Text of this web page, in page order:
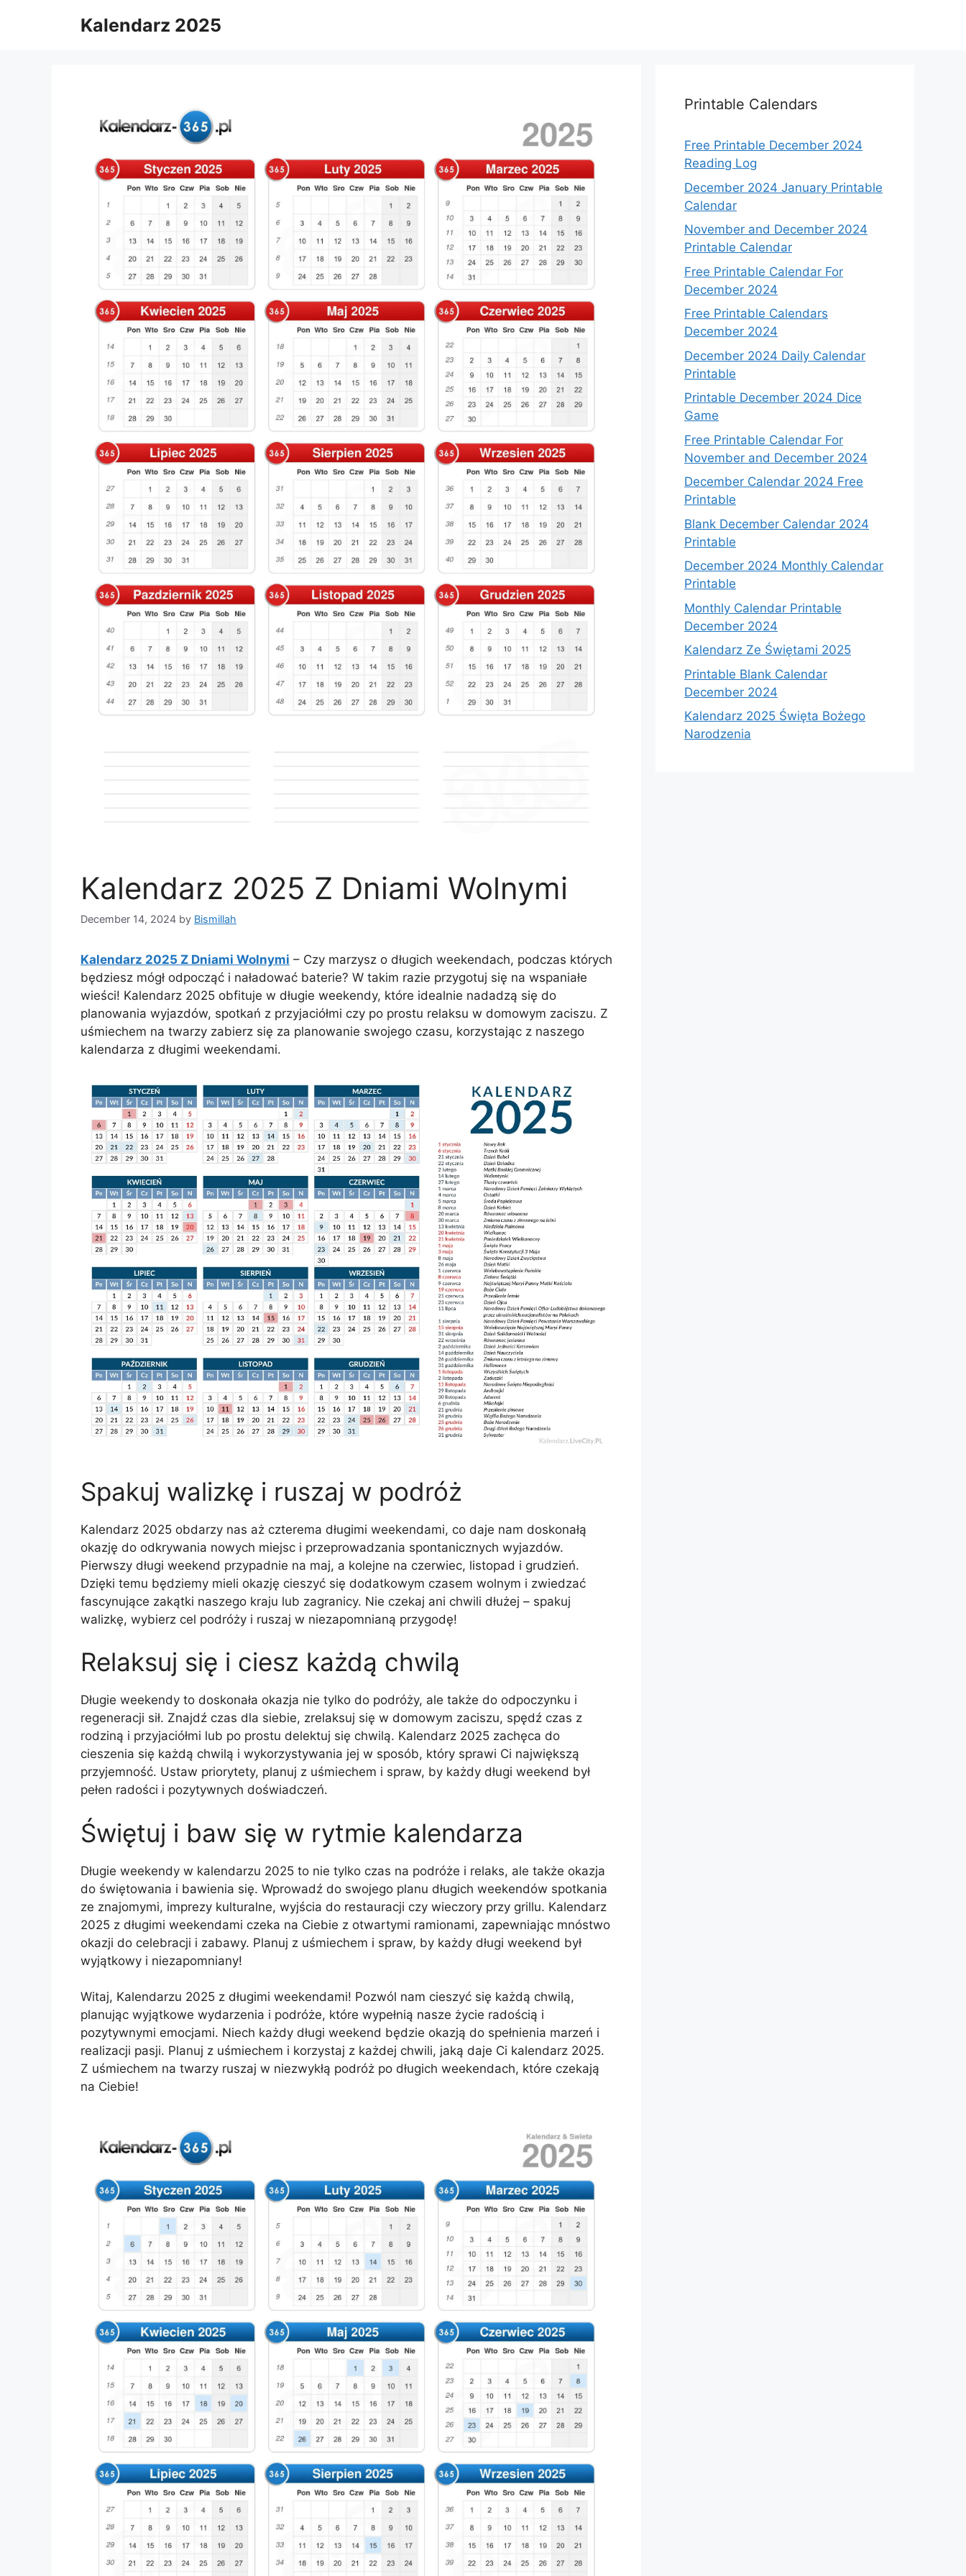
Kalendarz 2025
Kalendarz 2025 Z Dniami Wolnymi
December 14, 2024 by Bismillah
Kalendarz 2025 Z Dniami Wolnymi – Czy marzysz o długich weekendach, podczas których
będziesz mógł odpocząć i naładować baterie? W takim razie przygotuj się na wspaniałe
wieści! Kalendarz 2025 obfituje w długie weekendy, które idealnie nadadzą się do
planowania wyjazdów, spotkań z przyjaciółmi czy po prostu relaksu w domowym zaciszu. Z
uśmiechem na twarzy zabierz się za planowanie swojego czasu, korzystając z naszego
kalendarza z długimi weekendami.
Spakuj walizkę i ruszaj w podróż
Kalendarz 2025 obdarzy nas aż czterema długimi weekendami, co daje nam doskonałą
okazję do odkrywania nowych miejsc i przeprowadzania spontanicznych wyjazdów.
Pierwszy długi weekend przypadnie na maj, a kolejne na czerwiec, listopad i grudzień.
Dzięki temu będziemy mieli okazję cieszyć się dodatkowym czasem wolnym i zwiedzać
fascynujące zakątki naszego kraju lub zagranicy. Nie czekaj ani chwili dłużej – spakuj
walizkę, wybierz cel podróży i ruszaj w niezapomnianą przygodę!
Relaksuj się i ciesz każdą chwilą
Długie weekendy to doskonała okazja nie tylko do podróży, ale także do odpoczynku i
regeneracji sił. Znajdź czas dla siebie, zrelaksuj się w domowym zaciszu, spędź czas z
rodziną i przyjaciółmi lub po prostu delektuj się chwilą. Kalendarz 2025 zachęca do
cieszenia się każdą chwilą i wykorzystywania jej w sposób, który sprawi Ci największą
przyjemność. Ustaw priorytety, planuj z uśmiechem i spraw, by każdy długi weekend był
pełen radości i pozytywnych doświadczeń.
Świętuj i baw się w rytmie kalendarza
Długie weekendy w kalendarzu 2025 to nie tylko czas na podróże i relaks, ale także okazja
do świętowania i bawienia się. Wprowadź do swojego planu długich weekendów spotkania
ze znajomymi, imprezy kulturalne, wyjścia do restauracji czy wieczory przy grillu. Kalendarz
2025 z długimi weekendami czeka na Ciebie z otwartymi ramionami, zapewniając mnóstwo
okazji do celebracji i zabawy. Planuj z uśmiechem i spraw, by każdy długi weekend był
wyjątkowy i niezapomniany!
Witaj, Kalendarzu 2025 z długimi weekendami! Pozwól nam cieszyć się każdą chwilą,
planując wyjątkowe wydarzenia i podróże, które wypełnią nasze życie radością i
pozytywnymi emocjami. Niech każdy długi weekend będzie okazją do spełnienia marzeń i
realizacji pasji. Planuj z uśmiechem i korzystaj z każdej chwili, jaką daje Ci kalendarz 2025.
Z uśmiechem na twarzy ruszaj w niezwykłą podróż po długich weekendach, które czekają
na Ciebie!
Printable Calendars
Free Printable December 2024
Reading Log
December 2024 January Printable
Calendar
November and December 2024
Printable Calendar
Free Printable Calendar For
December 2024
Free Printable Calendars
December 2024
December 2024 Daily Calendar
Printable
Printable December 2024 Dice
Game
Free Printable Calendar For
November and December 2024
December Calendar 2024 Free
Printable
Blank December Calendar 2024
Printable
December 2024 Monthly Calendar
Printable
Monthly Calendar Printable
December 2024
Kalendarz Ze Świętami 2025
Printable Blank Calendar
December 2024
Kalendarz 2025 Święta Bożego
Narodzenia